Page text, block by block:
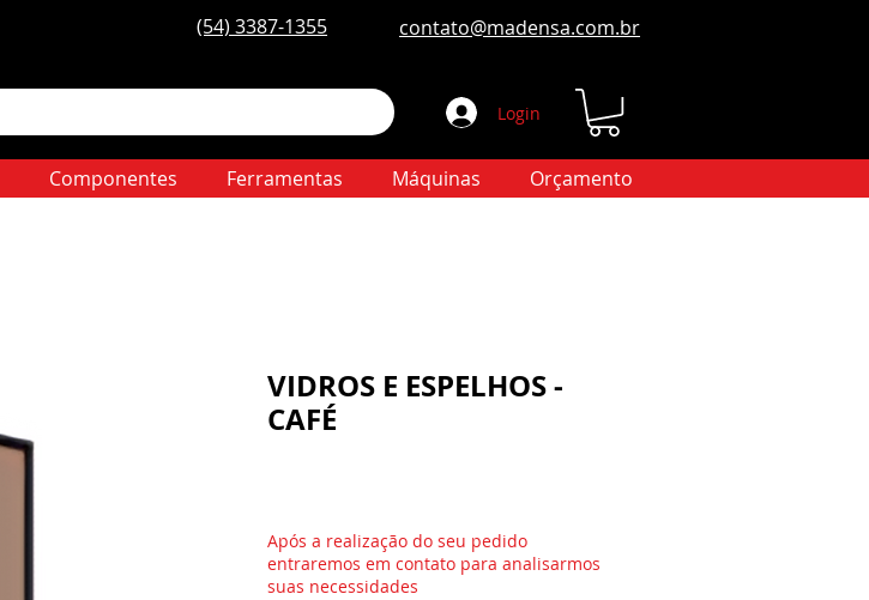
(54) 3387-1355 contato@madensa.com.br
Login
Componentes Ferramentas Máquinas Orçamento
VIDROS E ESPELHOS -
CAFÉ
Após a realização do seu pedido
entraremos em contato para analisarmos
suas necessidades